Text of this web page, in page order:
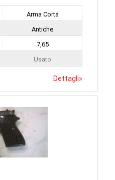
Arma Corta
Antiche
7,65
Usato
Dettagli»